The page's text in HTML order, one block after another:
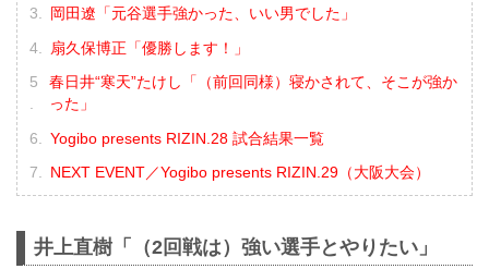
岡田遼「元谷選手強かった、いい男でした」
扇久保博正「優勝します！」
春日井“寒天”たけし「（前回同様）寝かされて、そこが強か
った」
Yogibo presents RIZIN.28 試合結果一覧
NEXT EVENT／Yogibo presents RIZIN.29（大阪大会）
井上直樹「（2回戦は）強い選手とやりたい」